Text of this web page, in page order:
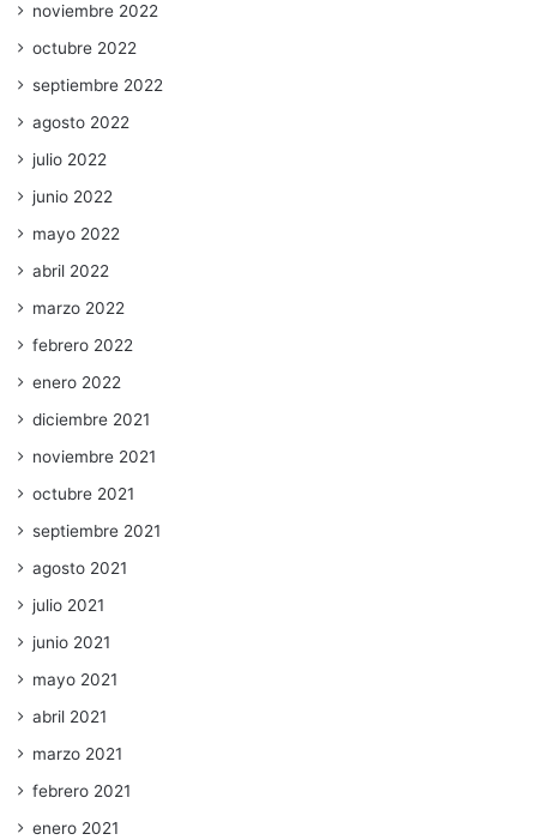
noviembre 2022
octubre 2022
septiembre 2022
agosto 2022
julio 2022
junio 2022
mayo 2022
abril 2022
marzo 2022
febrero 2022
enero 2022
diciembre 2021
noviembre 2021
octubre 2021
septiembre 2021
agosto 2021
julio 2021
junio 2021
mayo 2021
abril 2021
marzo 2021
febrero 2021
enero 2021